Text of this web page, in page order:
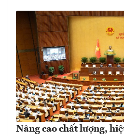
Nâng cao chất lượng,